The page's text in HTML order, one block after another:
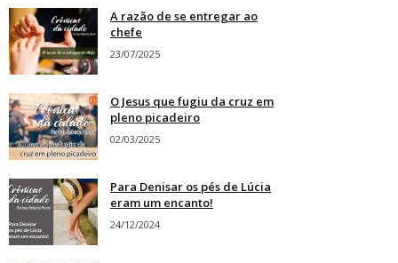
A razão de se entregar ao
chefe
23/07/2025
O Jesus que fugiu da cruz em
pleno picadeiro
02/03/2025
Para Denisar os pés de Lúcia
eram um encanto!
24/12/2024